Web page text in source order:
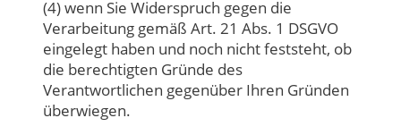
(4) wenn Sie Widerspruch gegen die
Verarbeitung gemäß Art. 21 Abs. 1 DSGVO
eingelegt haben und noch nicht feststeht, ob
die berechtigten Gründe des
Verantwortlichen gegenüber Ihren Gründen
überwiegen.